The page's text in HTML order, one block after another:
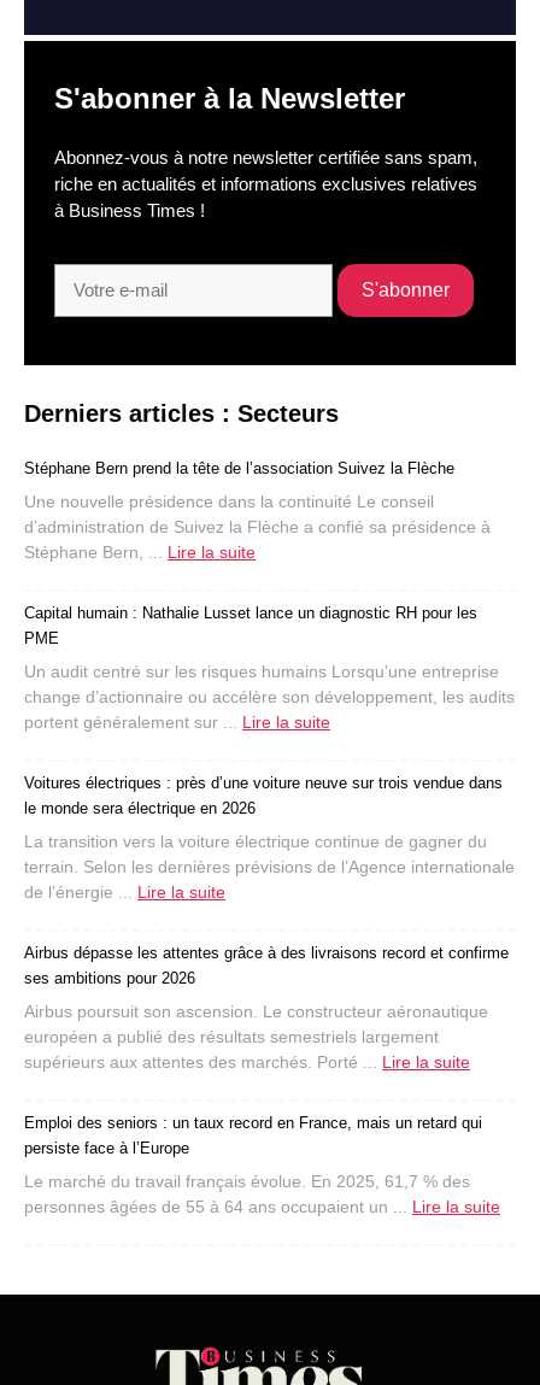
S'abonner à la Newsletter
Abonnez-vous à notre newsletter certifiée sans spam,
riche en actualités et informations exclusives relatives
à Business Times !
Derniers articles : Secteurs
Stéphane Bern prend la tête de l’association Suivez la Flèche
Une nouvelle présidence dans la continuité Le conseil
d’administration de Suivez la Flèche a confié sa présidence à
Stéphane Bern, ... Lire la suite
Capital humain : Nathalie Lusset lance un diagnostic RH pour les
PME
Un audit centré sur les risques humains Lorsqu’une entreprise
change d’actionnaire ou accélère son développement, les audits
portent généralement sur ... Lire la suite
Voitures électriques : près d’une voiture neuve sur trois vendue dans
le monde sera électrique en 2026
La transition vers la voiture électrique continue de gagner du
terrain. Selon les dernières prévisions de l’Agence internationale
de l’énergie ... Lire la suite
Airbus dépasse les attentes grâce à des livraisons record et confirme
ses ambitions pour 2026
Airbus poursuit son ascension. Le constructeur aéronautique
européen a publié des résultats semestriels largement
supérieurs aux attentes des marchés. Porté ... Lire la suite
Emploi des seniors : un taux record en France, mais un retard qui
persiste face à l’Europe
Le marché du travail français évolue. En 2025, 61,7 % des
personnes âgées de 55 à 64 ans occupaient un ... Lire la suite